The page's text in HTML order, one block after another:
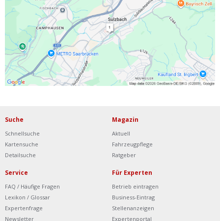
Ist Ihre Werkstatt schon dabei?
Kostenlos eintragen
Werkstatt Login
Suche
Schnellsuche
Kartensuche
Detailsuche
Magazin
Aktuell
Fahrzeugpflege
Ratgeber
Service
FAQ / Häufige Fragen
Lexikon / Glossar
Expertenfrage
Newsletter
Für Experten
Betrieb eintragen
Business-Eintrag
Stellenanzeigen
Expertenportal